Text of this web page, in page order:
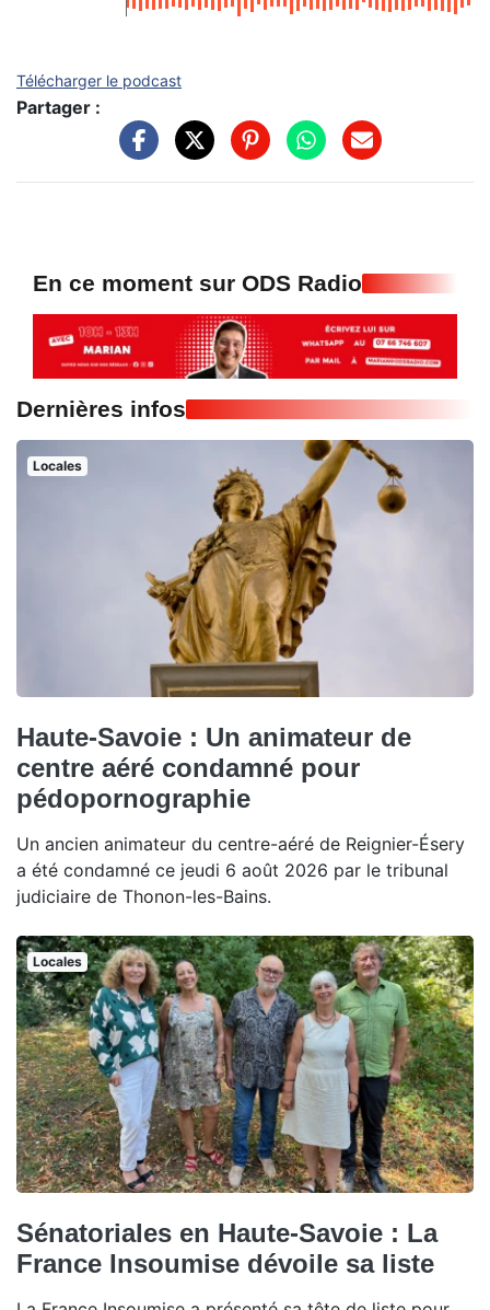
Télécharger le podcast
Partager :
En ce moment sur ODS Radio
Dernières infos
Locales
Haute-Savoie : Un animateur de
centre aéré condamné pour
pédopornographie
Un ancien animateur du centre-aéré de Reignier-Ésery
a été condamné ce jeudi 6 août 2026 par le tribunal
judiciaire de Thonon-les-Bains.
Locales
Sénatoriales en Haute-Savoie : La
France Insoumise dévoile sa liste